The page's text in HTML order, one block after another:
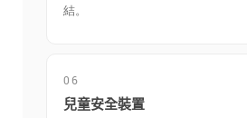
結。
06
兒童安全裝置